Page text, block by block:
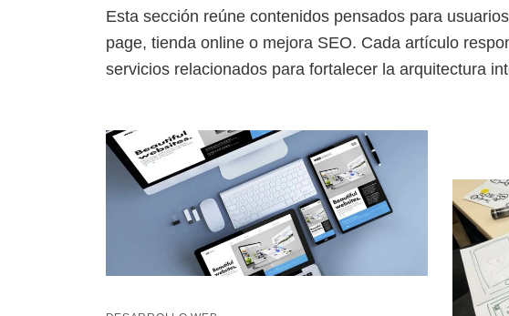
Esta sección reúne contenidos pensados para
page, tienda online o mejora SEO. Cada artículo
servicios relacionados para fortalecer la arquitectura